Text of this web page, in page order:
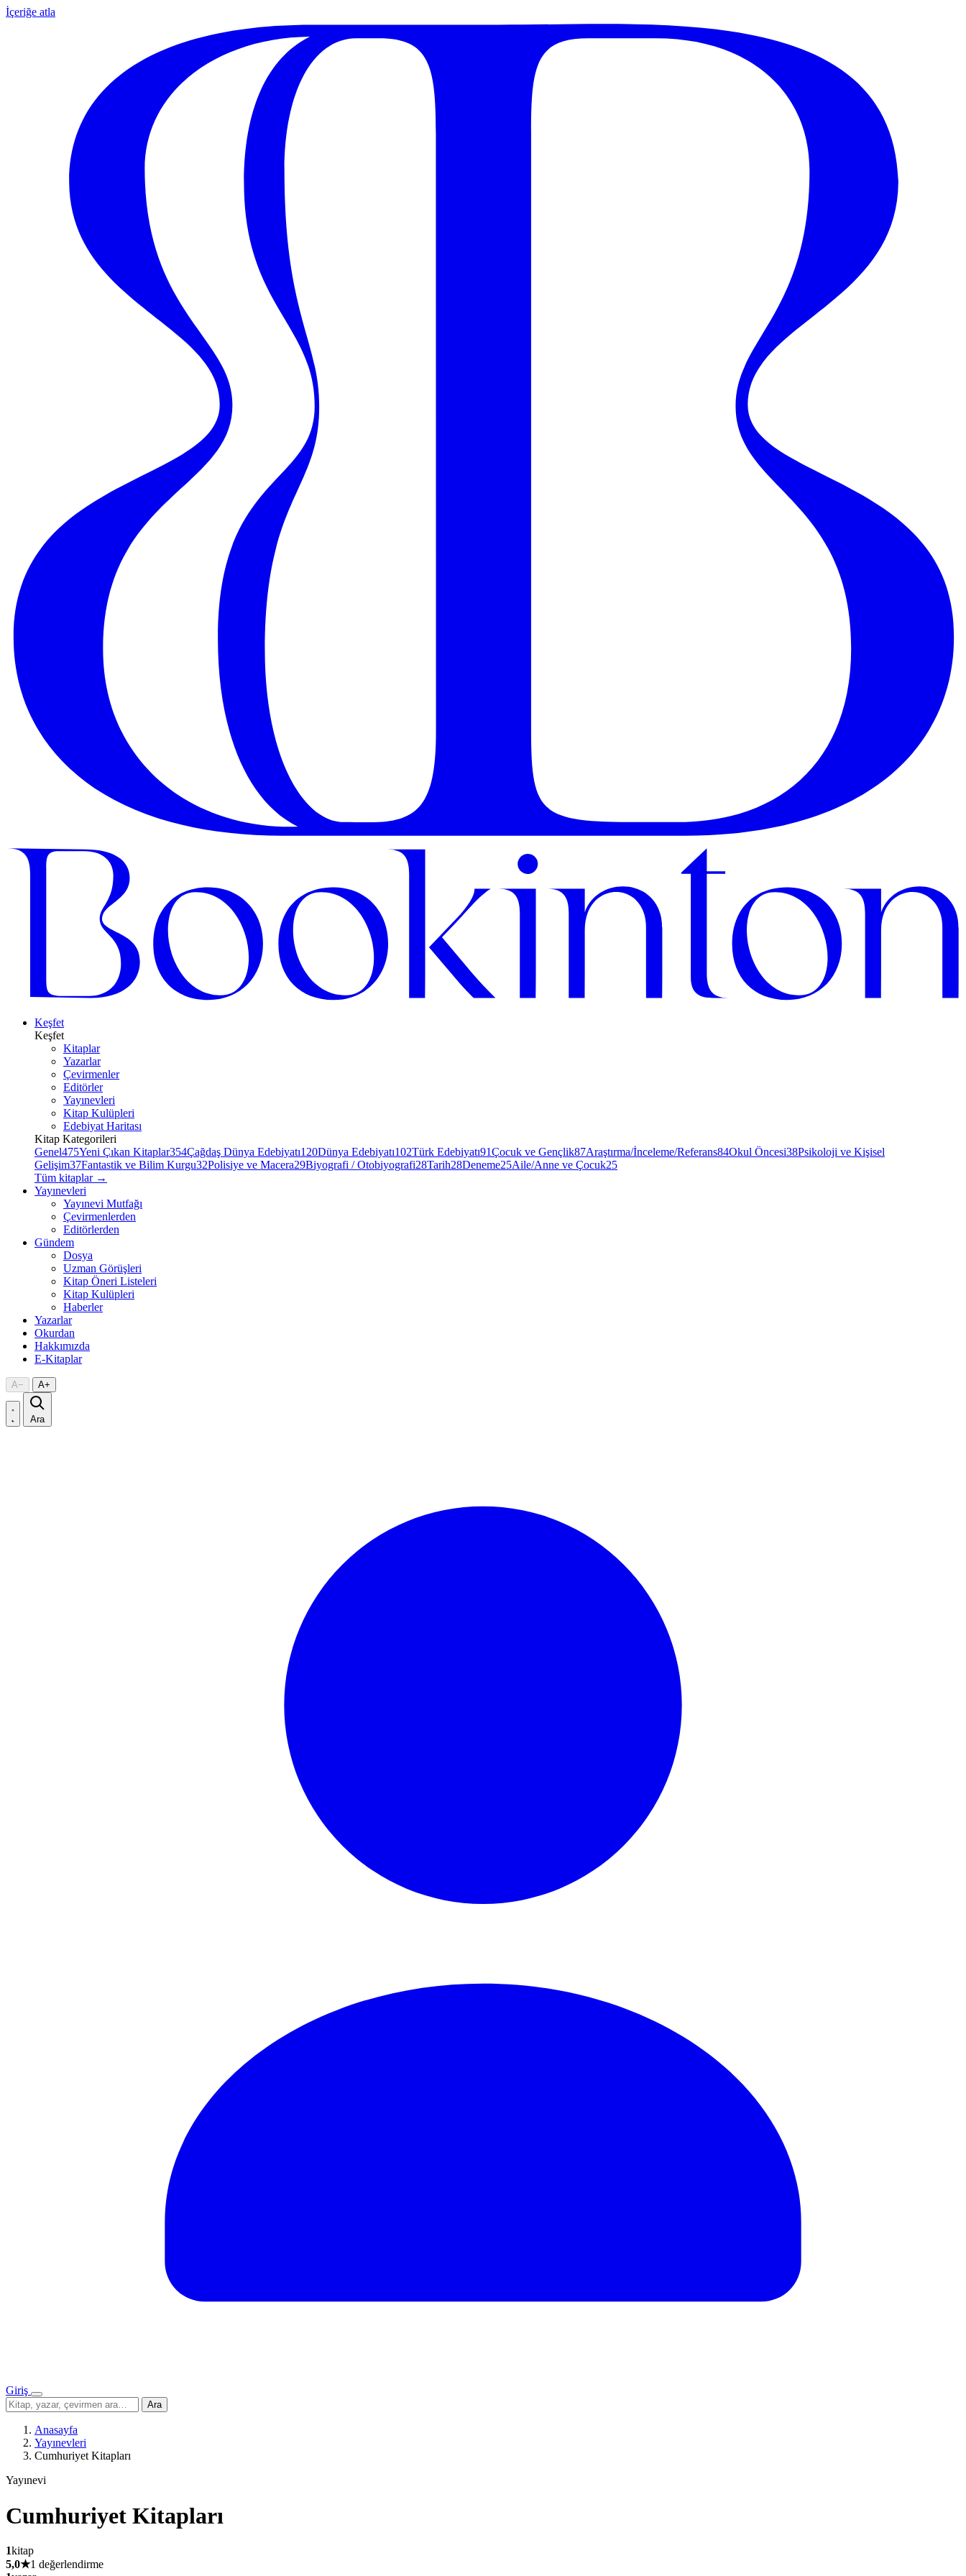
İçeriğe atla
Keşfet
Keşfet
Kitaplar
Yazarlar
Çevirmenler
Editörler
Yayınevleri
Kitap Kulüpleri
Edebiyat Haritası
Kitap Kategorileri
Genel475Yeni Çıkan Kitaplar354Çağdaş Dünya Edebiyatı120Dünya Edebiyatı102Türk Edebiyatı91Çocuk ve Gençlik87Araştırma/İnceleme/Referans84Okul Öncesi38Psikoloji ve Kişisel
Gelişim37Fantastik ve Bilim Kurgu32Polisiye ve Macera29Biyografi / Otobiyografi28Tarih28Deneme25Aile/Anne ve Çocuk25
Tüm kitaplar →
Yayınevleri
Yayınevi Mutfağı
Çevirmenlerden
Editörlerden
Gündem
Dosya
Uzman Görüşleri
Kitap Öneri Listeleri
Kitap Kulüpleri
Haberler
Yazarlar
Okurdan
Hakkımızda
E-Kitaplar
A− A+
Ara
Giriş
Menü
Sitede
ara
Ara
Anasayfa
Yayınevleri
Cumhuriyet Kitapları
Yayınevi
Cumhuriyet Kitapları
1kitap
5,0★1 değerlendirme